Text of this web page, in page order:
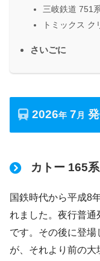
三岐鉄道 751
トミックス ク
さいごに
2026年7 月
カトー 165
国鉄時代から平成8
れました。夜行普
です。その後に登
が、それより前の